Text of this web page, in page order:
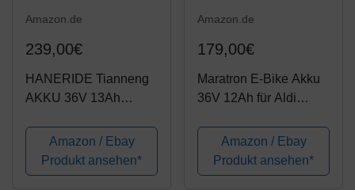
Amazon.de
239,00€
HANERIDE Tianneng
AKKU 36V 13Ah
18650 Originalakku E-
Bike Pedelec Batterien
für VAUN MiFA Fischer
Amazon / Ebay
Produkt ansehen*
Amazon.de
179,00€
Maratron E-Bike Akku
36V 12Ah für Aldi
Samsung Zhenlong
Phylion u.v.m.
Amazon / Ebay
Produkt ansehen*